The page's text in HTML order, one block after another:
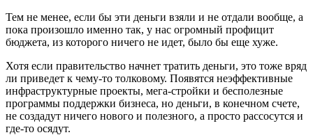
Тем не менее, если бы эти деньги взяли и не отдали вообще, а
пока произошло именно так, у нас огромный профицит
бюджета, из которого ничего не идет, было бы еще хуже.
Хотя если правительство начнет тратить деньги, это тоже вряд
ли приведет к чему-то толковому. Появятся неэффективные
инфраструктурные проекты, мега-стройки и бесполезные
программы поддержки бизнеса, но деньги, в конечном счете,
не создадут ничего нового и полезного, а просто рассосутся и
где-то осядут.